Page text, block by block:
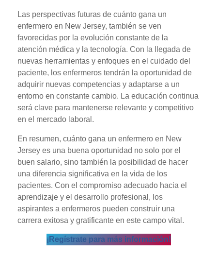
Las perspectivas futuras de cuánto gana un
enfermero en New Jersey, también se ven
favorecidas por la evolución constante de la
atención médica y la tecnología. Con la llegada de
nuevas herramientas y enfoques en el cuidado del
paciente, los enfermeros tendrán la oportunidad de
adquirir nuevas competencias y adaptarse a un
entorno en constante cambio. La educación continua
será clave para mantenerse relevante y competitivo
en el mercado laboral.
En resumen, cuánto gana un enfermero en New
Jersey es una buena oportunidad no solo por el
buen salario, sino también la posibilidad de hacer
una diferencia significativa en la vida de los
pacientes. Con el compromiso adecuado hacia el
aprendizaje y el desarrollo profesional, los
aspirantes a enfermeros pueden construir una
carrera exitosa y gratificante en este campo vital.
¡Regístrate para más información!